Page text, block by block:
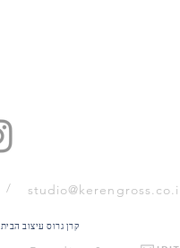
/
KEREN GROSS Home Design - קרן גרוס עיצוב הבית